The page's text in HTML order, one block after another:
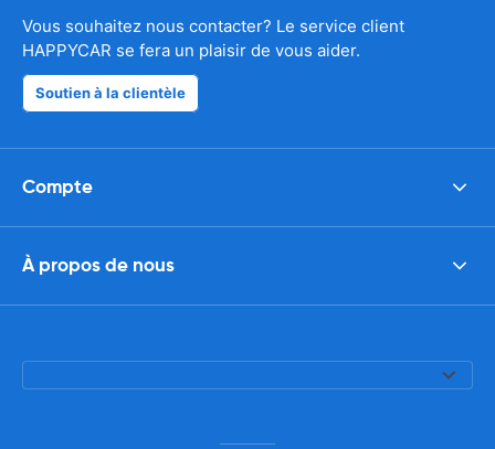
Vous souhaitez nous contacter? Le service client
HAPPYCAR se fera un plaisir de vous aider.
Soutien à la clientèle
Compte
À propos de nous